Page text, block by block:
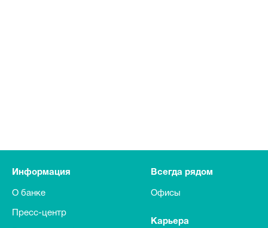
Информация
О банке
Пресс-центр
Всегда рядом
Офисы
Карьера